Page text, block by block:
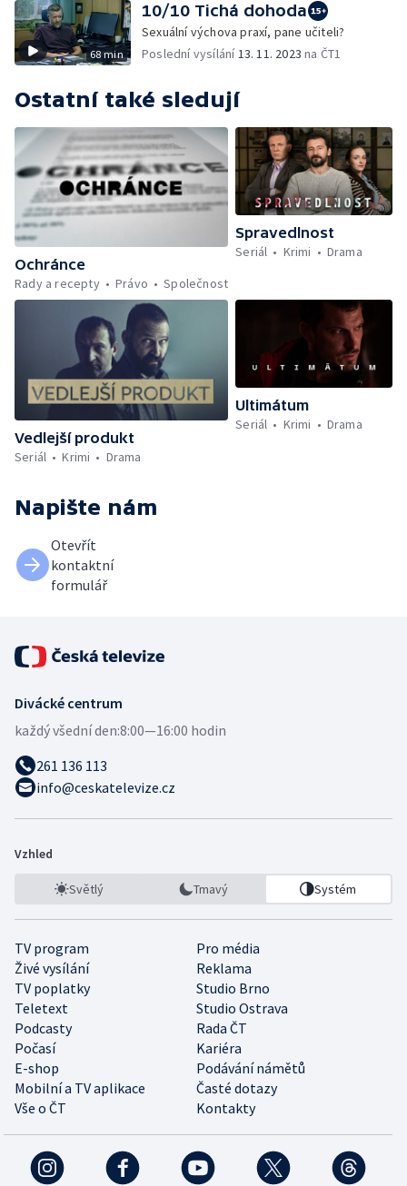
68 min
10/10 Tichá dohoda
Sexuální výchova praxí, pane učiteli?
Poslední vysílání13. 11. 2023 na ČT1
Ostatní také sledují
Ochránce
Rady a recepty
Právo Společnost
Spravedlnost
Seriál
Krimi Drama
Vedlejší produkt
Seriál
Krimi Drama
Ultimátum
Seriál
Krimi Drama
Napište nám
Otevřít
kontaktní
formulář
Divácké centrum
každý všední den:8:00—16:00 hodin
261 136 113
info@ceskatelevize.cz
Vzhled
Světlý Tmavý Systém
TV program
Pro média
Živé vysílání
Reklama
TV poplatky
Studio Brno
Teletext
Studio Ostrava
Podcasty
Rada ČT
Počasí
Kariéra
E-shop
Podávání námětů
Mobilní a TV aplikace
Časté dotazy
Vše o ČT
Kontakty